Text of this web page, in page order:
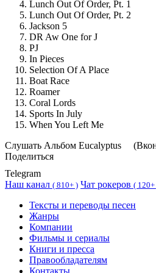
Lunch Out Of Order, Pt. 1
Lunch Out Of Order, Pt. 2
Jackson 5
DR Aw One for J
PJ
In Pieces
Selection Of A Place
Boat Race
Roamer
Coral Lords
Sports In July
When You Left Me
Cлушать Альбом Eucalyptus
Поделиться
Telegram
Наш канал ( 810+ ) Чат рокеров ( 120+
Тексты и переводы песен
Жанры
Компании
Фильмы и сериалы
Книги и пресса
Правообладателям
Контакты